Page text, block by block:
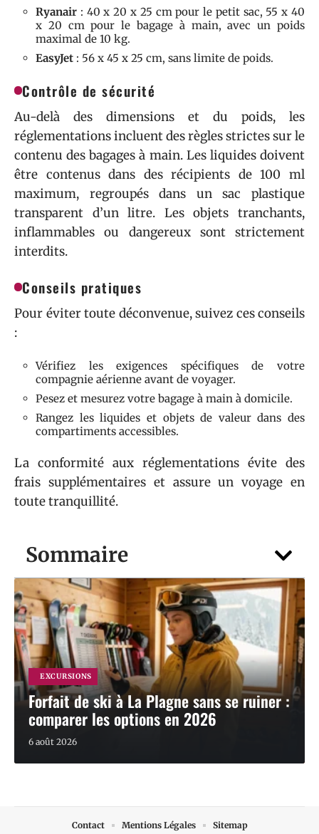
Sommaire
EXCURSIONS
Forfait de ski à La Plagne sans se ruiner :
comparer les options en 2026
6 août 2026
Ryanair : 40 x 20 x 25 cm pour le petit sac, 55 x 40
x 20 cm pour le bagage à main, avec un poids
maximal de 10 kg.
EasyJet : 56 x 45 x 25 cm, sans limite de poids.
Contrôle de sécurité
Au-delà des dimensions et du poids, les
réglementations incluent des règles strictes sur le
contenu des bagages à main. Les liquides doivent
être contenus dans des récipients de 100 ml
maximum, regroupés dans un sac plastique
transparent d’un litre. Les objets tranchants,
inflammables ou dangereux sont strictement
interdits.
Conseils pratiques
Pour éviter toute déconvenue, suivez ces conseils
:
Vérifiez les exigences spécifiques de votre
compagnie aérienne avant de voyager.
Pesez et mesurez votre bagage à main à domicile.
Rangez les liquides et objets de valeur dans des
compartiments accessibles.
La conformité aux réglementations évite des
frais supplémentaires et assure un voyage en
toute tranquillité.
Contact Mentions Légales Sitemap